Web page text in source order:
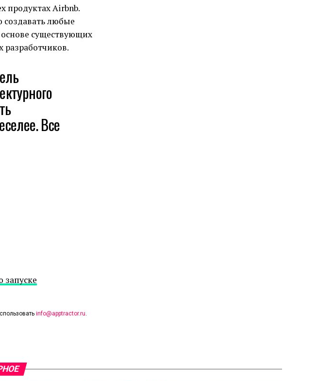
продуктах Airbnb.
создавать любые
существующих
Все
запуске
info@apptractor.ru.